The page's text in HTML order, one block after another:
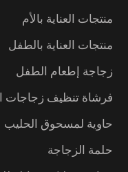
منتجات العناية بالأم
منتجات العناية بالطفل
زجاجة إطعام الطفل
فرشاة تنظيف زجاجات
حاوية لمسحوق الحليب
حلمة الزجاجة